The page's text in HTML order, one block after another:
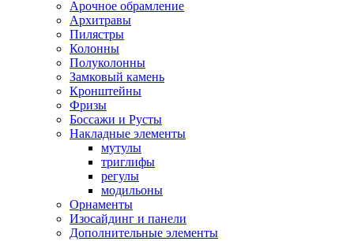
Арочное обрамление
Архитравы
Пилястры
Колонны
Полуколонны
Замковый камень
Кронштейны
Фризы
Боссажи и Русты
Накладные элементы
мутулы
триглифы
регулы
модильоны
Орнаменты
Изосайдинг и панели
Дополнительные элементы